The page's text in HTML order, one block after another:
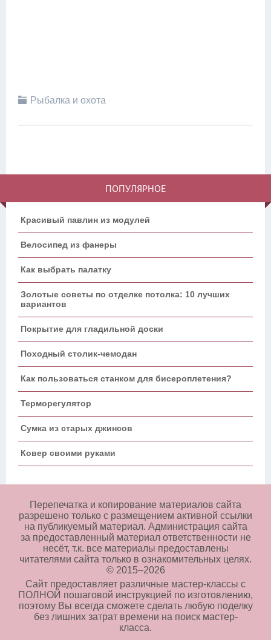
Рыбалка и охота
ПОПУЛЯРНОЕ
Красивый павлин из модулей
Велосипед из фанеры
Как выбрать палатку
Золотые советы по отделке потолка: 10 лучших
вариантов
Покрытие для гладильной доски
Походный столик-чемодан
Как пользоваться станком для бисероплетения?
Терморегулятор
Сумка из старых джинсов
Ковер своими руками
Перепечатка и копирование материалов сайта
разрешено только с размещением активной ссылки
на публикуемый материал. Администрация сайта
за предоставленный материал ответственности не
несёт, т.к. все материалы предоставлены
читателями сайта только в ознакомительных целях.
© 2015–2026
Сайт предоставляет различные мастер-классы с
ПОЛНОЙ пошаговой инструкцией по изготовлению,
поэтому Вы всегда сможете сделать любую поделку
без лишних затрат времени на поиск мастер-
класса.